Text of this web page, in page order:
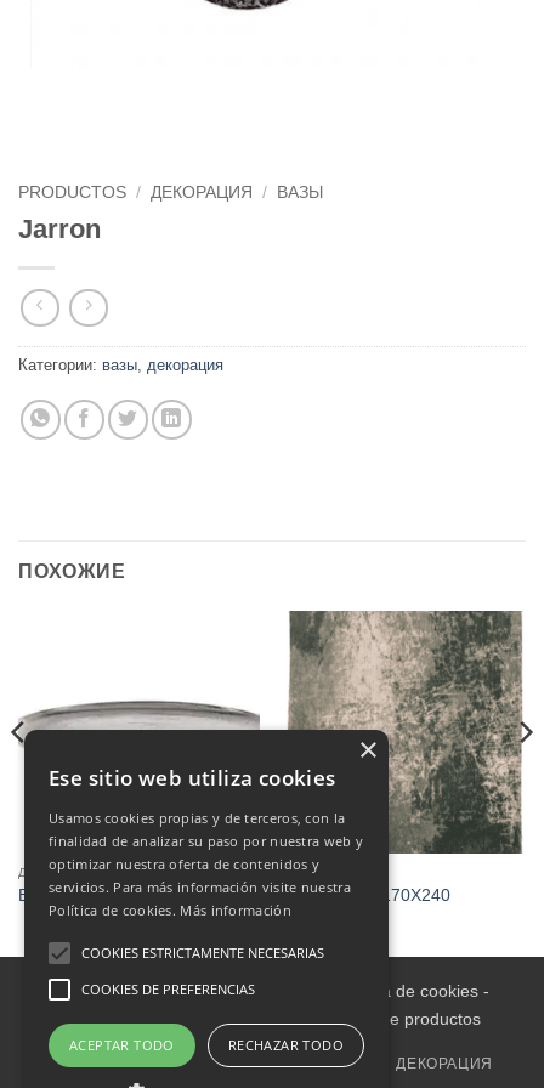
PRODUCTOS / ДЕКОРАЦИЯ / ВАЗЫ
Jarron
Категории: вазы, декорация
ПОХОЖИЕ
ДЕКОРАЦИЯ
Bandeja plateada
ДЕКОРАЦИЯ
ALFOMBRA 170X240
Aviso legal-Política de Privacidad Política de cookies-
Condiciones informativas sobre catálogo de productos
ГЛАВНАЯ ВНУТРИ МЕБЕЛЬ ДЛЯ УЛИЦЫ
ДЕКОРАЦИЯ
×
Ese sitio web utiliza cookies
Usamos cookies propias y de terceros, con la
finalidad de analizar su paso por nuestra web y
optimizar nuestra oferta de contenidos y
servicios. Para más información visite nuestra
Política de cookies. Más información
COOKIES ESTRICTAMENTE NECESARIAS
COOKIES DE PREFERENCIAS
ACEPTAR TODO RECHAZAR TODO